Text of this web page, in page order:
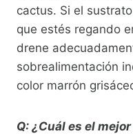
cactus. Si el
que estés regando
drene
sobrealimentación
color marrón
Q: ¿Cuál es el